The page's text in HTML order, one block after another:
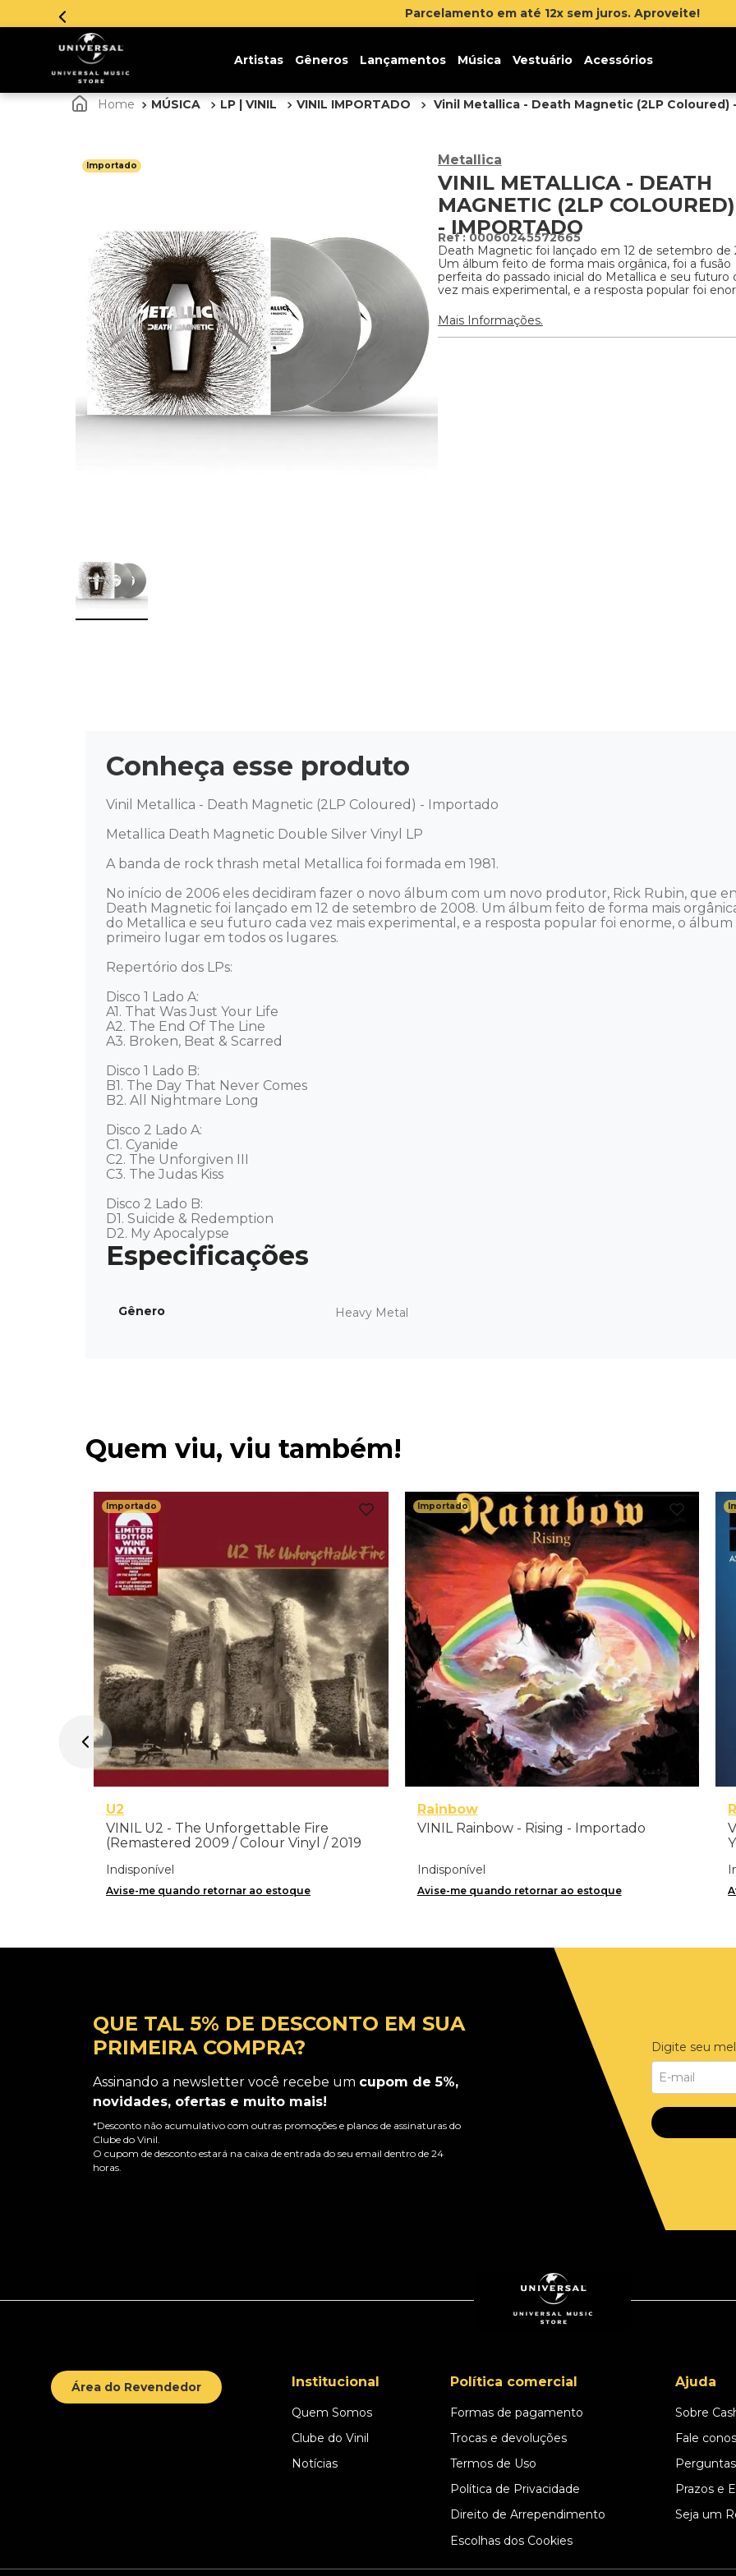
Parcelamento em até 12x sem juros. Aproveite!
Artistas Gêneros Lançamentos Música Vestuário Acessórios
MÚSICA LP | VINIL VINIL IMPORTADO Vinil Metallica - Death Magnetic (2LP Coloured)
Importado Metallica
VINIL METALLICA - DEATH
MAGNETIC (2LP COLOURED)
- IMPORTADO
:00060245572665
Death Magnetic foi lançado em 12 de setembro de
Um álbum feito de forma mais orgânica, foi a fusão
perfeita do passado inicial do Metallica e seu futuro
vez mais experimental, e a resposta popular foi
Mais Informações.
Conheça esse produto
Vinil Metallica - Death Magnetic (2LP Coloured) - Importado
Metallica Death Magnetic Double Silver Vinyl LP
A banda de rock thrash metal Metallica foi formada em 1981.
No início de 2006 eles decidiram fazer o novo álbum com um novo produtor, Rick Rubin, que
Death Magnetic foi lançado em 12 de setembro de 2008. Um álbum feito de forma mais
do Metallica e seu futuro cada vez mais experimental, e a resposta popular foi enorme, o
primeiro lugar em todos os lugares.
Repertório dos LPs:
Disco 1 Lado A:
A1. That Was Just Your Life
A2. The End Of The Line
A3. Broken, Beat & Scarred
Disco 1 Lado B:
B1. The Day That Never Comes
B2. All Nightmare Long
Disco 2 Lado A:
C1. Cyanide
C2. The Unforgiven III
C3. The Judas Kiss
Disco 2 Lado B:
D1. Suicide & Redemption
D2. My Apocalypse
Gênero Heavy Metal
Quem viu, viu também!
Importado
U2
VINIL U2 - The Unforgettable Fire
(Remastered 2009 / Colour Vinyl / 2019
Indisponível
Avise-me quando retornar ao estoque
Importado
Rainbow
VINIL Rainbow - Rising - Importado
Indisponível
Avise-me quando retornar ao estoque
QUE TAL 5% DE DESCONTO EM SUA
PRIMEIRA COMPRA?
Assinando a newsletter você recebe um cupom de 5%,
novidades, ofertas e muito mais!
*Desconto não acumulativo com outras promoções e planos de assinaturas do
Clube do Vinil.
O cupom de desconto estará na caixa de entrada do seu email dentro de 24
horas.
Digite seu
Área do Revendedor Institucional
Quem Somos
Clube do Vinil
Notícias
Política comercial
Formas de pagamento
Trocas e devoluções
Termos de Uso
Política de Privacidade
Direito de Arrependimento
Escolhas dos Cookies
Ajuda
Sobre
Fale
Prazos e
Seja um